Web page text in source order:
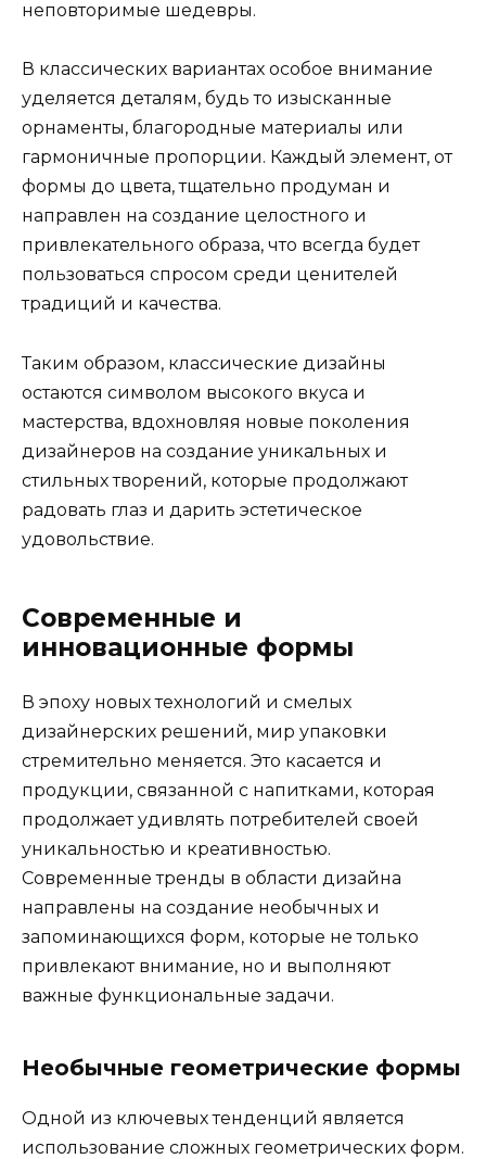
неповторимые шедевры.
В классических вариантах особое внимание
уделяется деталям, будь то изысканные
орнаменты, благородные материалы или
гармоничные пропорции. Каждый элемент, от
формы до цвета, тщательно продуман и
направлен на создание целостного и
привлекательного образа, что всегда будет
пользоваться спросом среди ценителей
традиций и качества.
Таким образом, классические дизайны
остаются символом высокого вкуса и
мастерства, вдохновляя новые поколения
дизайнеров на создание уникальных и
стильных творений, которые продолжают
радовать глаз и дарить эстетическое
удовольствие.
Современные и
инновационные формы
В эпоху новых технологий и смелых
дизайнерских решений, мир упаковки
стремительно меняется. Это касается и
продукции, связанной с напитками, которая
продолжает удивлять потребителей своей
уникальностью и креативностью.
Современные тренды в области дизайна
направлены на создание необычных и
запоминающихся форм, которые не только
привлекают внимание, но и выполняют
важные функциональные задачи.
Необычные геометрические формы
Одной из ключевых тенденций является
использование сложных геометрических форм.